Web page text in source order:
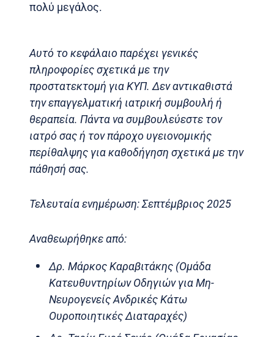
πολύ μεγάλος.
Αυτό το κεφάλαιο παρέχει γενικές
πληροφορίες σχετικά με την
προστατεκτομή για ΚΥΠ. Δεν αντικαθιστά
την επαγγελματική ιατρική συμβουλή ή
θεραπεία. Πάντα να συμβουλεύεστε τον
ιατρό σας ή τον πάροχο υγειονομικής
περίθαλψης για καθοδήγηση σχετικά με την
πάθησή σας.
Τελευταία ενημέρωση: Σεπτέμβριος 2025
Αναθεωρήθηκε από:
Δρ. Μάρκος Καραβιτάκης (Ομάδα
Κατευθυντηρίων Οδηγιών για Μη-
Νευρογενείς Ανδρικές Κάτω
Ουροποιητικές Διαταραχές)